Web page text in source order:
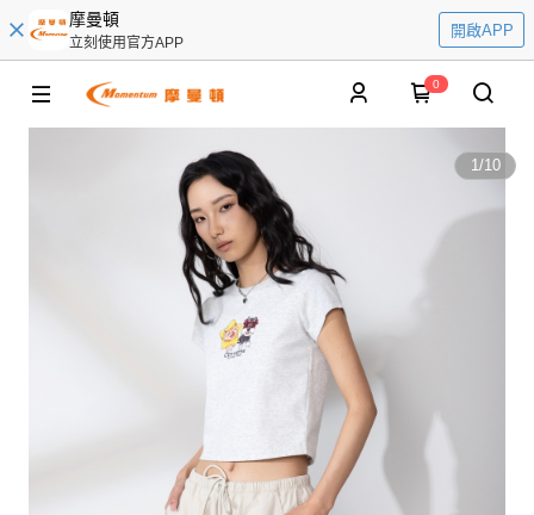
摩曼頓
立刻使用官方APP
開啟APP
0
1/10